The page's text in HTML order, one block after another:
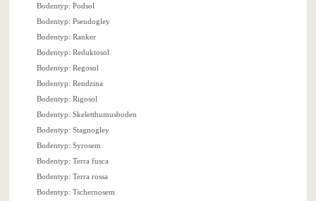
Bodentyp: Podsol
Bodentyp: Pseudogley
Bodentyp: Ranker
Bodentyp: Reduktosol
Bodentyp: Regosol
Bodentyp: Rendzina
Bodentyp: Rigosol
Bodentyp: Skeletthumusboden
Bodentyp: Stagnogley
Bodentyp: Syrosem
Bodentyp: Terra fusca
Bodentyp: Terra rossa
Bodentyp: Tschernosem